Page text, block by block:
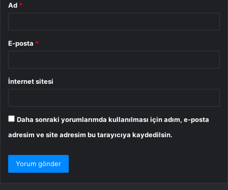
Ad *
E-posta *
İnternet sitesi
Daha sonraki yorumlarımda kullanılması için adım, e-posta
adresim ve site adresim bu tarayıcıya kaydedilsin.